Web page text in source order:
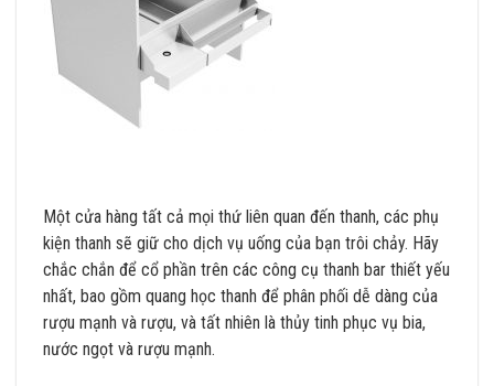
Một cửa hàng tất cả mọi thứ liên quan đến thanh, các phụ
kiện thanh sẽ giữ cho dịch vụ uống của bạn trôi chảy. Hãy
chắc chắn để cổ phần trên các công cụ thanh bar thiết yếu
nhất, bao gồm quang học thanh để phân phối dễ dàng của
rượu mạnh và rượu, và tất nhiên là thủy tinh phục vụ bia,
nước ngọt và rượu mạnh.